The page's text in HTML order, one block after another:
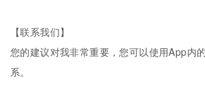
【联系我们】
您的建议对我非常重要，您可以使用App内
系。